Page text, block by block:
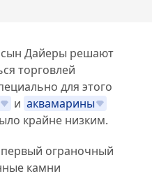
Дайеры решают
торговлей
для этого
и аквамарины
крайне низким.
первый ограночный
камни